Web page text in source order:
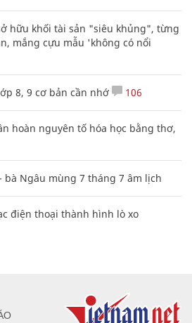
hữu khối tài sản "siêu khủng", từng
mắng cựu mẫu 'không có nổi
8, 9 cơ bản cần nhớ 106
hoàn nguyên tố hóa học bằng thơ,
bà Ngâu mùng 7 tháng 7 âm lịch
điện thoại thành hình lò xo